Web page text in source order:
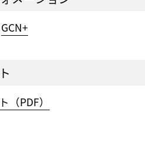
GCN+
（PDF）